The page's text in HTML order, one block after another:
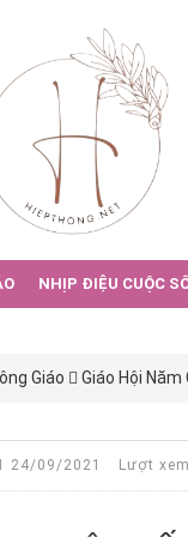
NHỊP ĐIỆU CUỘC
Giáo Giáo Hội Năm
24/09/2021 Lượt